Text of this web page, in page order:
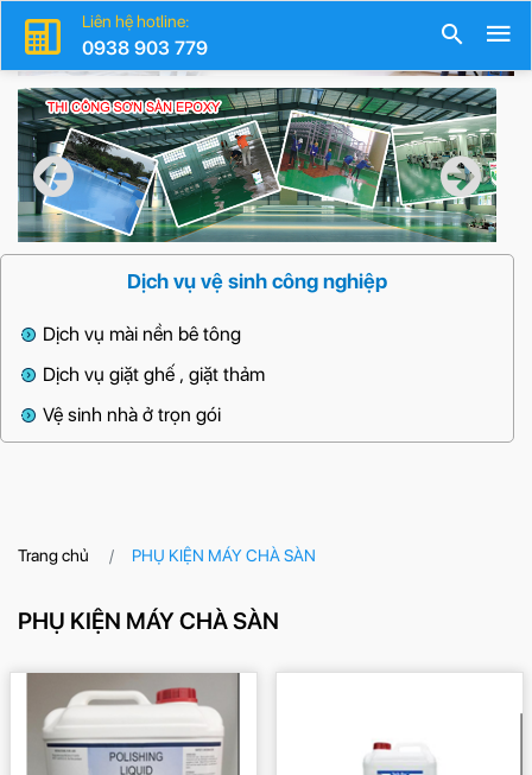
Liên hệ hotline:
0938 903 779
Dịch vụ vệ sinh công nghiệp
Dịch vụ mài nền bê tông
Dịch vụ giặt ghế , giặt thảm
Vệ sinh nhà ở trọn gói
Trang chủ PHỤ KIỆN MÁY CHÀ SÀN
PHỤ KIỆN MÁY CHÀ SÀN